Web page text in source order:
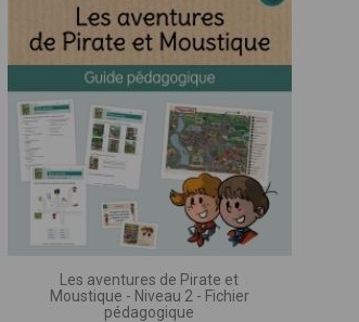
Les aventures de Pirate et
Moustique - Niveau 2 - Fichier
pédagogique
tout
de ce